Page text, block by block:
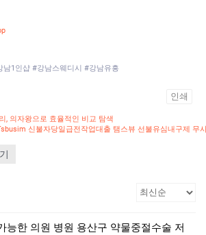
1인샵 #강남스웨디시 #강남유흥
인쇄
, 의자왕으로 효율적인 비교 탐색
신불자당일급전작업대출 탬스뷰 선불유심내구제 무
능한 의원 병원 용산구 약물중절수술 저